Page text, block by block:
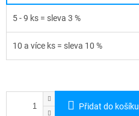
5 - 9 ks = sleva 3 %
10 a více ks = sleva 10 %
Přidat do košíku